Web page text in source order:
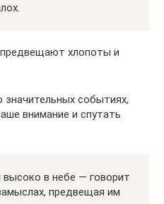
хлопоты и
событиях,
внимание и спутать
в небе — говорит
предвещая им